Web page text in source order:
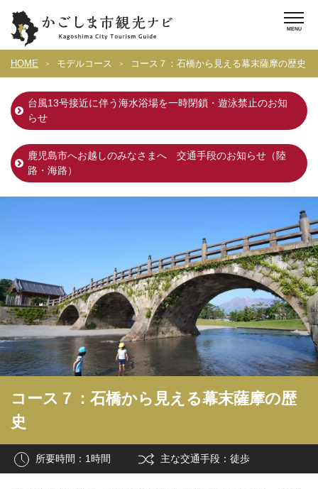
HOME モデルコース コース７：石橋から見える幕末薩摩の歴史
台風13号接近に伴う海水浴場を一時閉鎖・遊泳禁止のお知
らせ
鹿児島市へお越しのみなさまへ 交通手段のお知らせ（陸
路・海路）
コース７：石橋から見える幕末薩摩の歴
史
所要時間：1時間 主な交通手段：徒歩